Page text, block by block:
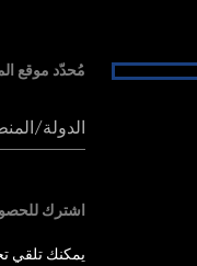
مُحدّد موقع
الدولة/
اشترك
يمكنك تلقي